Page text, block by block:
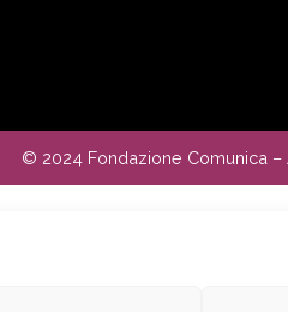
© 2024 Fondazione Comunica